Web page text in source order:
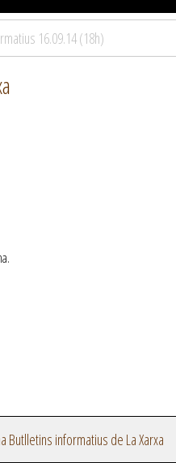
16.09.14 (18h)
informatius de La Xarxa